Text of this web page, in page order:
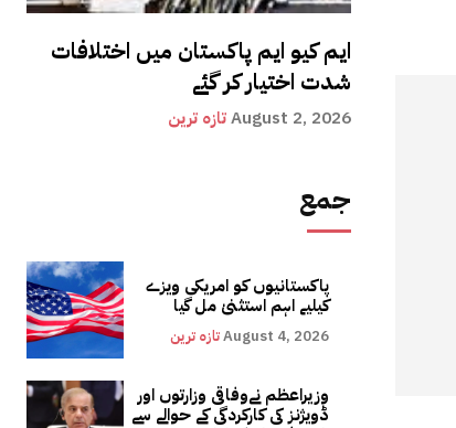
ایم کیو ایم پاکستان میں اختلافات
شدت اختیار کر گئے
تازہ ترینAugust 2, 2026
جمع
پاکستانیوں کو امریکی ویزے
کیلیے اہم استثنیٰ مل گیا
تازہ ترینAugust 4, 2026
وزیراعظم نےوفاقی وزارتوں اور
ڈویژنز کی کارکردگی کے حوالے سے